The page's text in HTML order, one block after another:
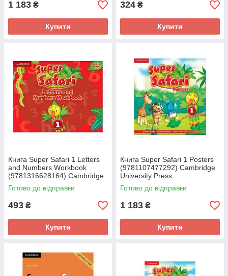
1 183 ₴
Купити
324 ₴
Купити
Книга Super Safari 1 Letters
and Numbers Workbook
(9781316628164) Cambridge
University Press
Готово до відправки
493 ₴
Купити
Книга Super Safari 1 Posters
(9781107477292) Cambridge
University Press
Готово до відправки
1 183 ₴
Купити